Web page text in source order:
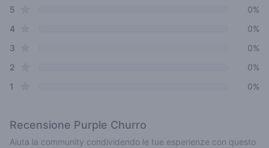
Review data
5
0%
4star reviews
0%
3
0%
2
0%
1
0%
Recensione Purple Churro
Aiuta la community condividendo le tue esperienze con questo